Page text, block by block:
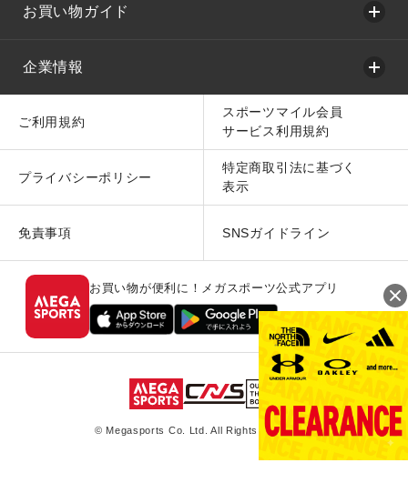
お買い物ガイド
企業情報
ご利用規約
スポーツマイル会員
サービス利用規約
プライバシーポリシー
特定商取引法に基づく
表示
免責事項 SNSガイドライン
お買い物が便利に！メガスポーツ公式アプリ
© Megasports Co. Ltd. All Rights Reserved.